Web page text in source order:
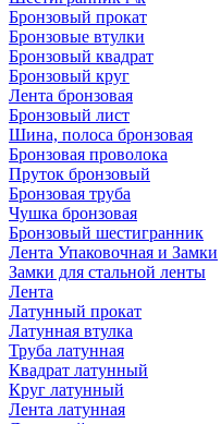
Бронзовый прокат
Бронзовые втулки
Бронзовый квадрат
Бронзовый круг
Лента бронзовая
Бронзовый лист
Шина, полоса бронзовая
Бронзовая проволока
Пруток бронзовый
Бронзовая труба
Чушка бронзовая
Бронзовый шестигранник
Лента Упаковочная и Замки
Замки для стальной ленты
Лента
Латунный прокат
Латунная втулка
Труба латунная
Квадрат латунный
Круг латунный
Лента латунная